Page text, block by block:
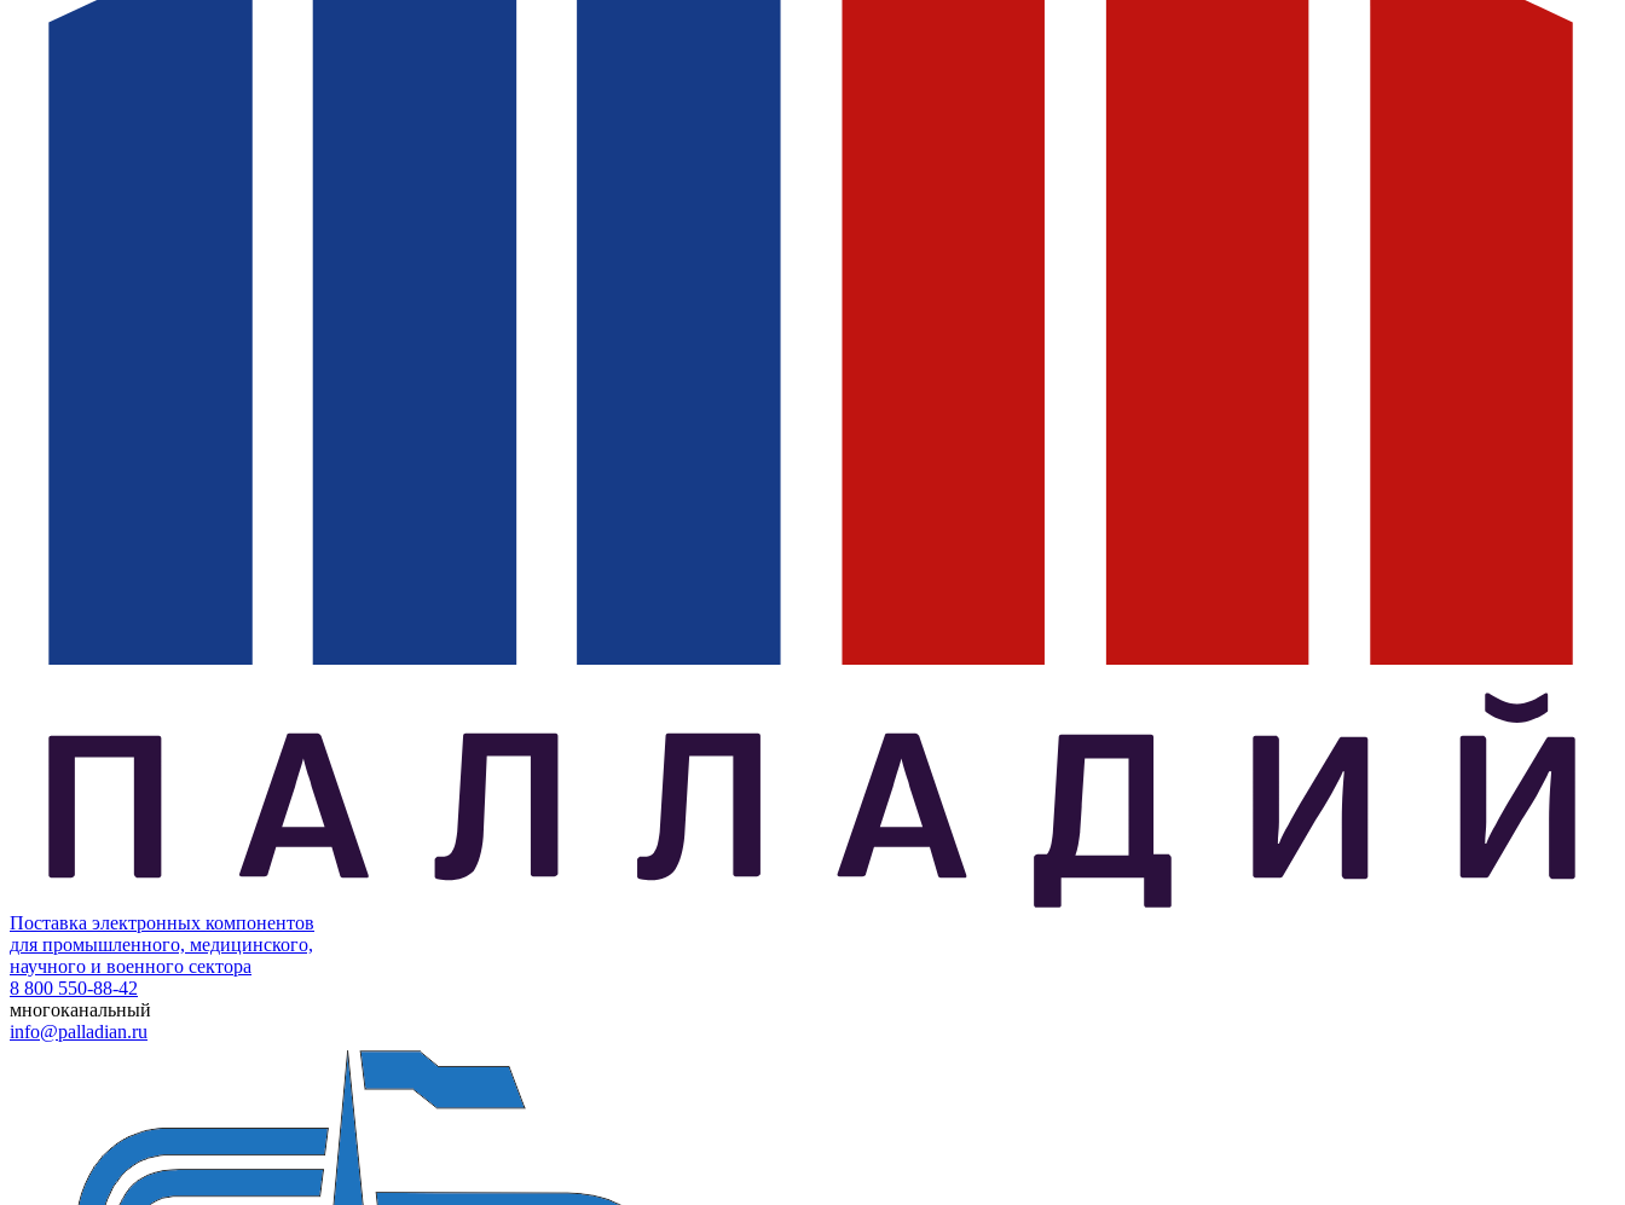
Поставка электронных компонентов
для промышленного, медицинского,
научного и военного сектора
8 800 550-88-42
многоканальный
info@palladian.ru